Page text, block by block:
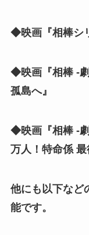
◆映画『相棒シ
◆映画『相棒 -
孤島へ』
◆映画『相棒 -
万人！特命係 最
他にも以下など
能です。